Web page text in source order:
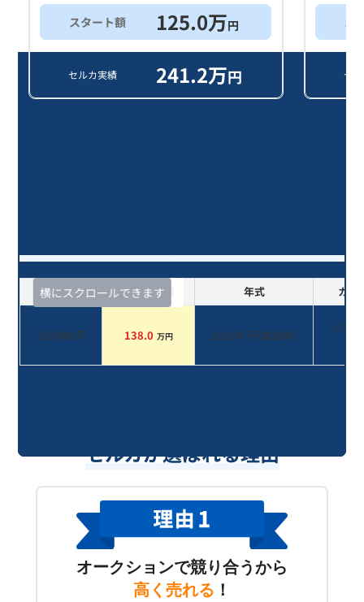
スタート額 125.0万円
セルカ実績 241.2万円 セ
横にスクロールできます
査定時期 セルカ実績 年式 カラ
2020年6月 138.0 万円 2016年 (平成28年)
パー
セルカが選ばれる理由
オークションで競り合うから
高く売れる ！